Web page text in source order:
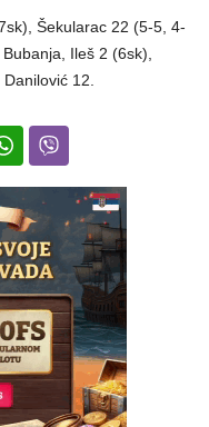
Šekularac 22 (5-5, 4-
Ileš 2 (6sk),
12.